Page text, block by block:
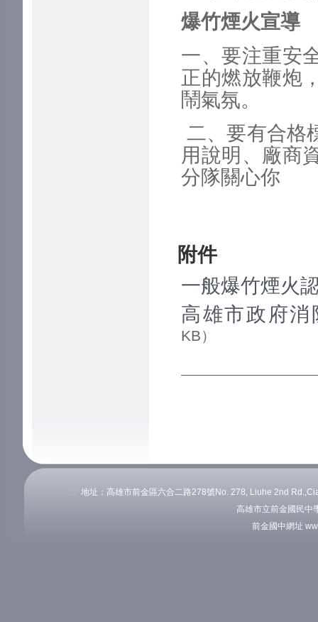
爆竹煙火宣導
一、要注重安
正的燃放鞭炮
鬧氣氛。
二、要有合格
用說明、廠商
分隊關心你
附件
一般爆竹煙火
高雄市政府消
KB）
:::
地址：高雄市前金區六合二路278號No. 278, Liuhe 2nd
高雄市立前金國民中
前金國中網址